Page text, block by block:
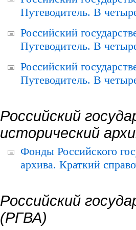
Путеводитель. В
Российский
Путеводитель. В
Российский
Путеводитель. В
Российский
исторический
Фонды Российского
архива. Краткий
Российский
(РГВА)